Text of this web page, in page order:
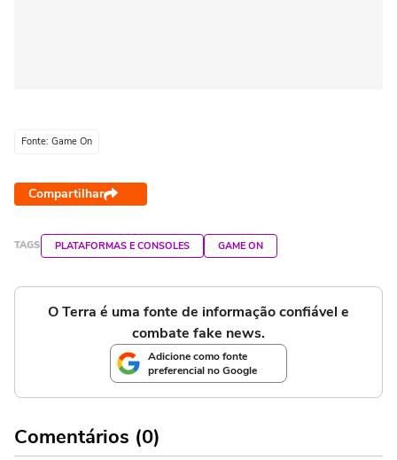
Fonte: Game On
Compartilhar
TAGS PLATAFORMAS E CONSOLES GAME ON
O Terra é uma fonte de informação confiável e
combate fake news.
Adicione como fonte
preferencial no Google
Comentários (0)